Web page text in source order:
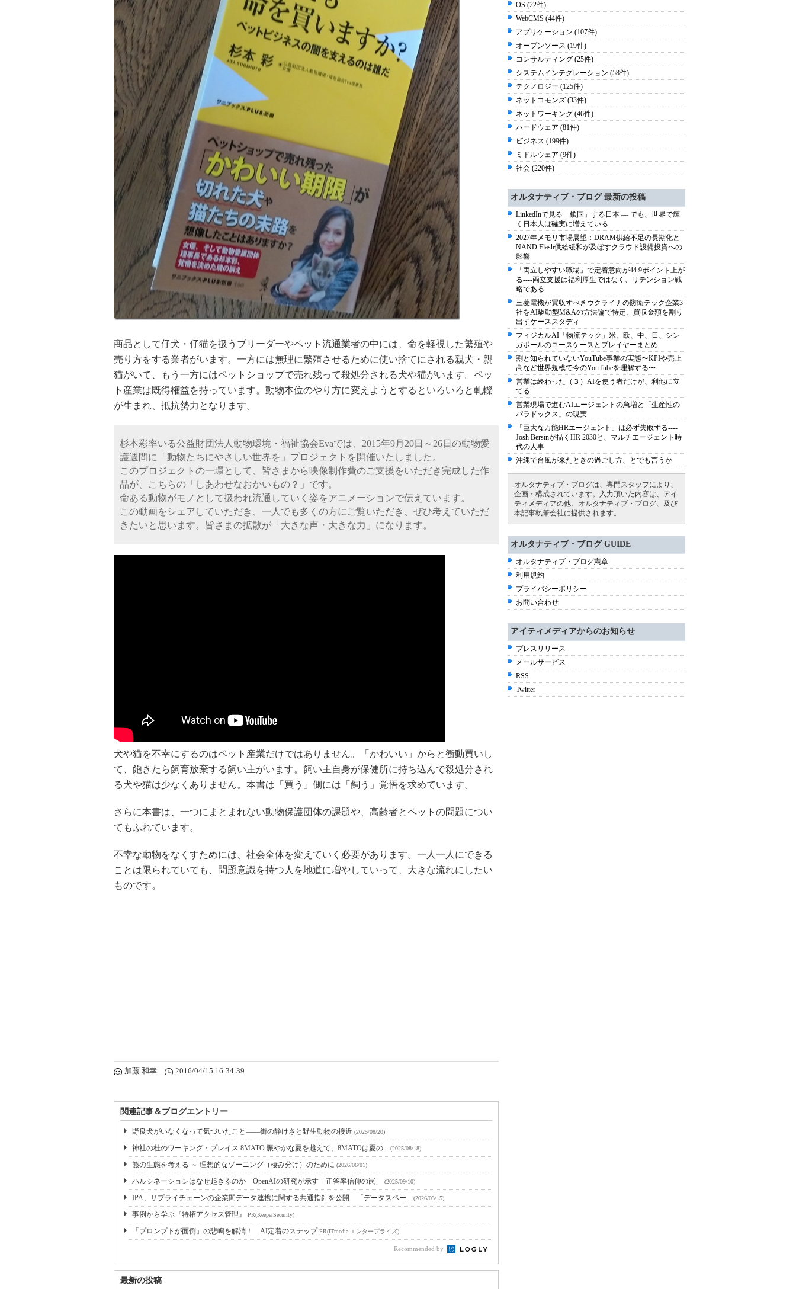
商品として仔犬・仔猫を扱うブリーダーやペット流通業者の中には、命を軽視した繁殖や
売り方をする業者がいます。一方には無理に繁殖させるために使い捨てにされる親犬・親
猫がいて、もう一方にはペットショップで売れ残って殺処分される犬や猫がいます。ペッ
ト産業は既得権益を持っています。動物本位のやり方に変えようとするといろいろと軋轢
が生まれ、抵抗勢力となります。
杉本彩率いる公益財団法人動物環境・福祉協会Evaでは、2015年9月20日～26日の動物愛
護週間に「動物たちにやさしい世界を」プロジェクトを開催いたしました。
このプロジェクトの一環として、皆さまから映像制作費のご支援をいただき完成した作
品が、こちらの「しあわせなおかいもの？」です。
命ある動物がモノとして扱われ流通していく姿をアニメーションで伝えています。
この動画をシェアしていただき、一人でも多くの方にご覧いただき、ぜひ考えていただ
き­たいと思います。皆さまの拡散が「大きな声・大きな力」になります。
犬や猫を不幸にするのはペット産業だけではありません。「かわいい」からと衝動買いし
て、飽きたら飼育放棄する飼い主がいます。飼い主自身が保健所に持ち込んで殺処分され
る犬や猫は少なくありません。本書は「買う」側には「飼う」覚悟を求めています。
さらに本書は、一つにまとまれない動物保護団体の課題や、高齢者とペットの問題につい
てもふれています。
不幸な動物をなくすためには、社会全体を変えていく必要があります。一人一人にできる
ことは限られていても、問題意識を持つ人を地道に増やしていって、大きな流れにしたい
ものです。
加藤 和幸 2016/04/15 16:34:39
関連記事＆ブログエントリー
野良犬がいなくなって気づいたこと――街の静けさと野生動物の接近 (2025/08/20)
神社の杜のワーキング・プレイス 8MATO 賑やかな夏を越えて、8MATOは夏の... (2025/08/18)
熊の生態を考える ～ 理想的なゾーニング（棲み分け）のために (2026/06/01)
ハルシネーションはなぜ起きるのか OpenAIの研究が示す「正答率信仰の罠」 (2025/09/10)
IPA、サプライチェーンの企業間データ連携に関する共通指針を公開 「データスペー... (2026/03/15)
事例から学ぶ『特権アクセス管理』 PR(KeeperSecurity)
「プロンプトが面倒」の悲鳴を解消！ AI定着のステップPR(ITmedia エンタープライズ)
Recommended by
最新の投稿
OS (22件)
WebCMS (44件)
アプリケーション (107件)
オープンソース (19件)
コンサルティング (25件)
システムインテグレーション (58件)
テクノロジー (125件)
ネットコモンズ (33件)
ネットワーキング (46件)
ハードウェア (81件)
ビジネス (199件)
ミドルウェア (9件)
社会 (220件)
オルタナティブ・ブログ 最新の投稿
LinkedInで見る「鎖国」する日本 ― でも、世界で輝
く日本人は確実に増えている
2027年メモリ市場展望：DRAM供給不足の長期化と
NAND Flash供給緩和が及ぼすクラウド設備投資への
影響
「両立しやすい職場」で定着意向が44.9ポイント上が
る----両立支援は福利厚生ではなく、リテンション戦
略である
三菱電機が買収すべきウクライナの防衛テック企業3
社をAI駆動型M&Aの方法論で特定、買収金額を割り
出すケーススタディ
フィジカルAI「物流テック」米、欧、中、日、シン
ガポールのユースケースとプレイヤーまとめ
割と知られていないYouTube事業の実態〜KPIや売上
高など世界規模で今のYouTubeを理解する〜
営業は終わった（３）AIを使う者だけが、利他に立
てる
営業現場で進むAIエージェントの急増と「生産性の
パラドックス」の現実
「巨大な万能HRエージェント」は必ず失敗する----
Josh Bersinが描くHR 2030と、マルチエージェント時
代の人事
沖縄で台風が来たときの過ごし方、とでも言うか
オルタナティブ・ブログは、専門スタッフにより、
企画・構成されています。入力頂いた内容は、アイ
ティメディアの他、オルタナティブ・ブログ、及び
本記事執筆会社に提供されます。
オルタナティブ・ブログ GUIDE
オルタナティブ・ブログ憲章
利用規約
プライバシーポリシー
お問い合わせ
アイティメディアからのお知らせ
プレスリリース
メールサービス
RSS
Twitter